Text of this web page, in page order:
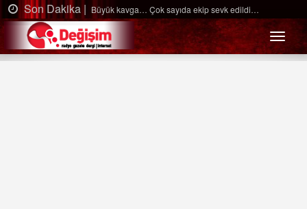
Son Dakika | Büyük kavga… Çok sayıda ekip sevk edildi…
Menü